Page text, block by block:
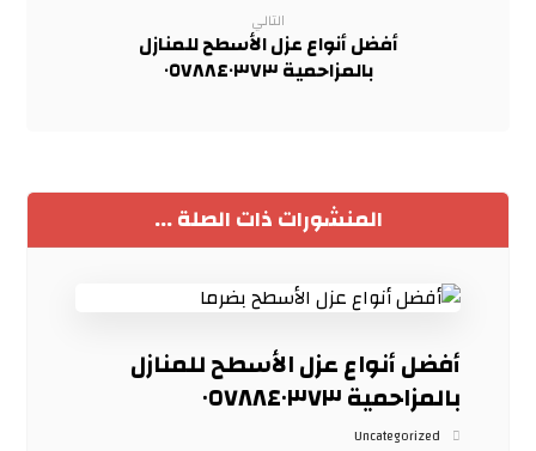
التالي
أفضل أنواع عزل الأسطح للمنازل
بالمزاحمية ٠٥٧٨٨٤٠٣٧٣
المنشورات ذات الصلة ...
أفضل أنواع عزل الأسطح للمنازل
بالمزاحمية ٠٥٧٨٨٤٠٣٧٣
Uncategorized